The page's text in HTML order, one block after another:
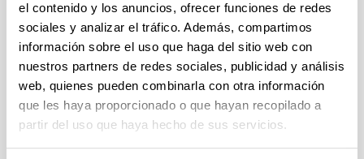
el contenido y los anuncios, ofrecer funciones de redes
sociales y analizar el tráfico. Además, compartimos
información sobre el uso que haga del sitio web con
nuestros partners de redes sociales, publicidad y análisis
web, quienes pueden combinarla con otra información
que les haya proporcionado o que hayan recopilado a
partir del uso que haya hecho de sus servicios.
Grupo de Investigación
SUPREN
MenúAbrir/cerrar
Tecnologías del hidrógeno -
Patentes - Patentes
"Procedimiento para la obtención de hidrógeno